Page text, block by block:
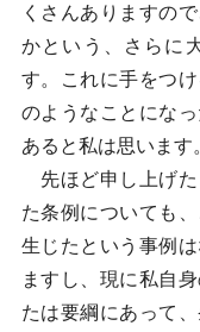
くさんありますの
かという、さらに
す。これに手をつ
のようなことにな
あると私は思います
先ほど申し上げた
た条例についても
生じたという事例
ますし、現に私自
たは要綱にあって